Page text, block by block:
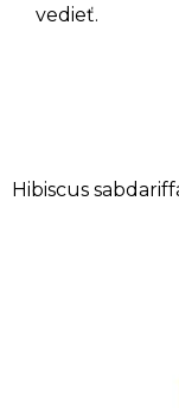
vedieť.
Hibiscus